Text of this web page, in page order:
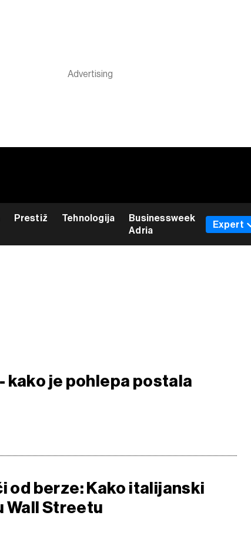
Prestiž Tehnologija
Businessweek
Adria
Expert
kako je pohlepa postala
od berze: Kako italijanski
Wall Streetu